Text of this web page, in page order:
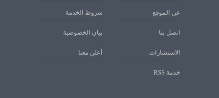
عن الموقع شروط الخدمة
اتصل بنا بيان الخصوصية
الاستشارات أعلن معنا
خدمة RSS